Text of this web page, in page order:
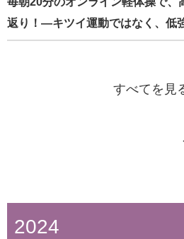
返り！―キツイ運動ではなく、低
すべてを見
2024